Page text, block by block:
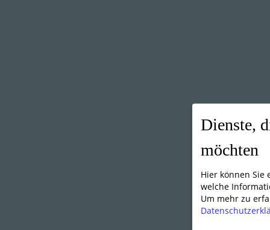
Dienste,
möchten
Hier können Sie
welche
Um mehr zu